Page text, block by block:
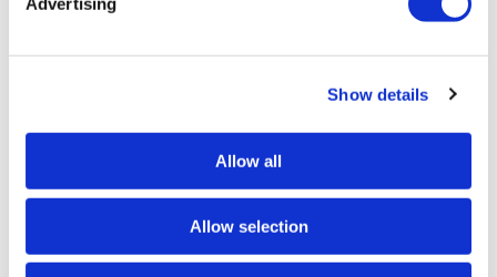
Show details
Allow all
Allow selection